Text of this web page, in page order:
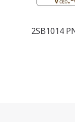
2SB1014